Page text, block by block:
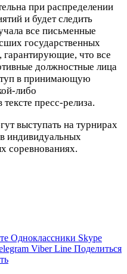
при распределении
и будет следить
все письменные
государственных
что все
должностные лица
в принимающую
пресс‑релиза.
выступать на турнирах
индивидуальных
соревнованиях.
Одноклассники Skype
Viber Line Поделиться